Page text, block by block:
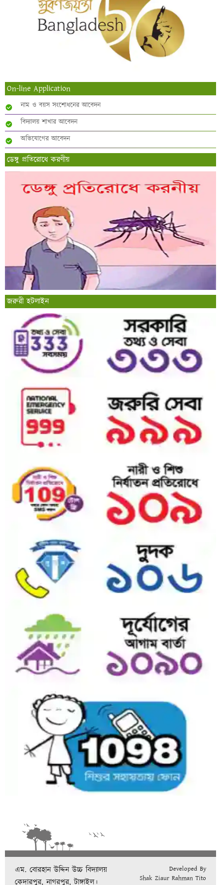
On-line Application
নাম ও বয়স সংশোধনের আবেদন
বিদ্যালয় শাখার আবেদন
অভিযোগের আবেদন
ডেঙ্গু প্রতিরোধে করণীয়
জরুরী হটলাইন
এম. বোরহান উদ্দিন উচ্চ বিদ্যালয়
কেদারপুর, নাগরপুর, টাঙ্গাইল।
Developed By
Shak Ziaur Rahman Tito